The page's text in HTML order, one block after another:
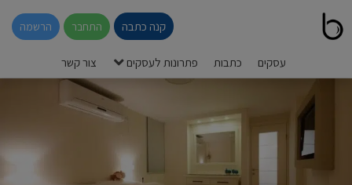
קנה כתבה התחבר הרשמה
עסקים כתבות פתרונות לעסקים צור קשר